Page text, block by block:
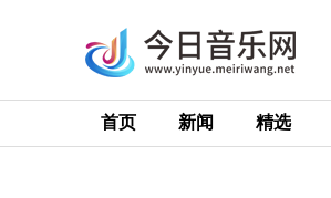
首页 新闻 精选